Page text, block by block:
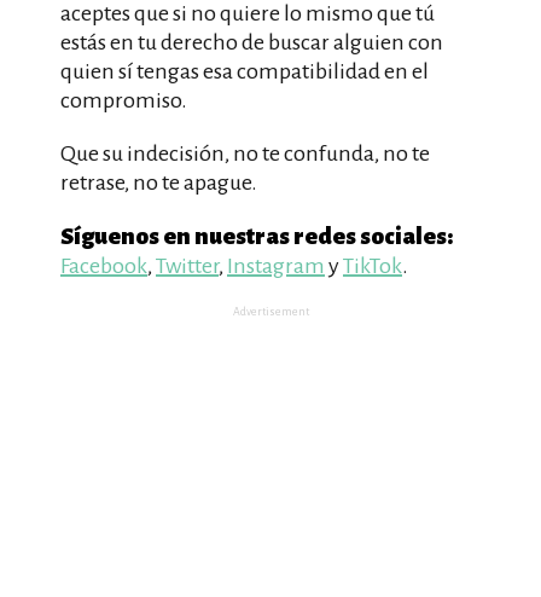
aceptes que si no quiere lo mismo que tú
estás en tu derecho de buscar alguien con
quien sí tengas esa compatibilidad en el
compromiso.
Que su indecisión, no te confunda, no te
retrase, no te apague.
Síguenos en nuestras redes sociales:
Facebook, Twitter, Instagram yTikTok.
Advertisement